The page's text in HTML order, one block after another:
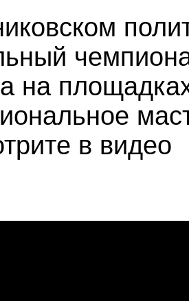
на
в видео